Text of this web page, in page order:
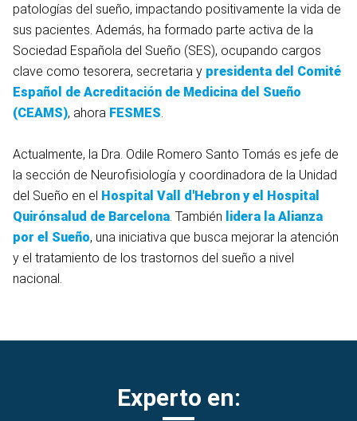
patologías del sueño, impactando positivamente la vida de
sus pacientes. Además, ha formado parte activa de la
Sociedad Española del Sueño (SES), ocupando cargos
clave como tesorera, secretaria y presidenta del Comité
Español de Acreditación de Medicina del Sueño
(CEAMS), ahora FESMES.
Actualmente, la Dra. Odile Romero Santo Tomás es jefe de
la sección de Neurofisiología y coordinadora de la Unidad
del Sueño en el Hospital Vall d'Hebron y el
Hospital
Quirónsalud de Barcelona. También lidera la Alianza
por el Sueño, una iniciativa que busca mejorar la atención
y el tratamiento de los trastornos del sueño a nivel
nacional.
Experto en: